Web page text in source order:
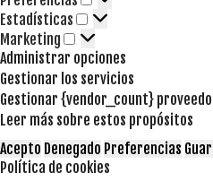
Preferencias
Estadísticas Estadísticas
Marketing Marketing
Administrar opciones
Gestionar los servicios
Gestionar {vendor_count}
Leer más sobre estos propósitos
Acepto Denegado Preferencias
Política de cookies